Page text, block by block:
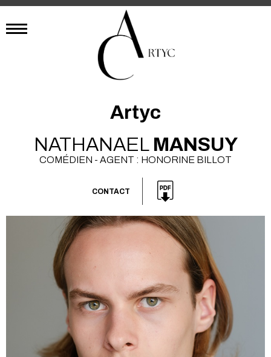
Artyc
NATHANAELMANSUY
COMÉDIEN - AGENT : HONORINE BILLOT
CONTACT